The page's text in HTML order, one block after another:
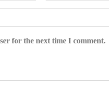
for the next time I comment.